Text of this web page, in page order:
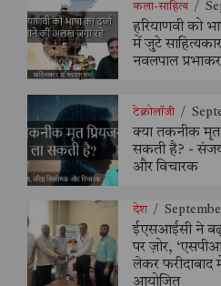
कला-साहित्य /
हरियाणवी को
में जुटे साहित्यकार
नवलपाल
टेक्नोलॉजी /
क्या तकनीक मृत
सकती है? - संजय
और विचारक
देश /
ईएसआईसी ने
पर ज़ोर,
लेकर फरीदाबाद
आयोजित